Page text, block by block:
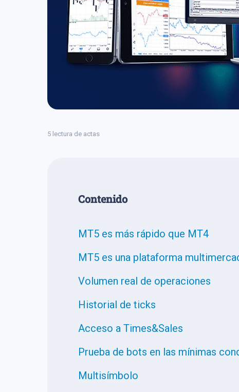
5 lectura de actas
Сontenido
MT5 es más rápido que MT4
MT5 es una plataforma
Volumen real de operaciones
Historial de ticks
Acceso a Times&Sales
Prueba de bots en las mínimas
Multisímbolo